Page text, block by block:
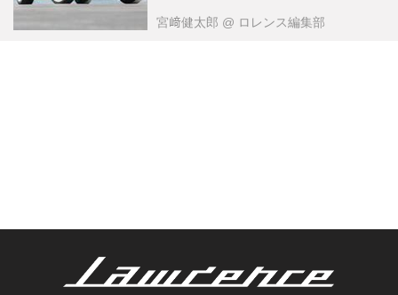
宮﨑健太郎 @ ロレンス編集部